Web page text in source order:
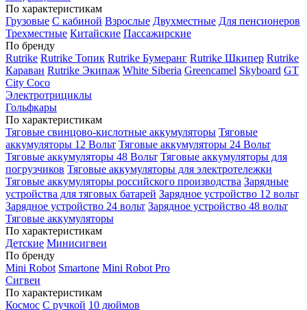
По характеристикам
Грузовые С кабиной Взрослые Двухместные Для пенсионеров
Трехместные Китайские Пассажирские
По бренду
Rutrike Rutrike Топик Rutrike Бумеранг Rutrike Шкипер Rutrike
Караван Rutrike Экипаж White Siberia Greencamel Skyboard GT
City Coco
Электротрициклы
Гольфкары
По характеристикам
Тяговые свинцово-кислотные аккумуляторы Тяговые
аккумуляторы 12 Вольт Тяговые аккумуляторы 24 Вольт
Тяговые аккумуляторы 48 Вольт Тяговые аккумуляторы для
погрузчиков Тяговые аккумуляторы для электротележки
Тяговые аккумуляторы российского производства Зарядные
устройства для тяговых батарей Зарядное устройство 12 вольт
Зарядное устройство 24 вольт Зарядное устройство 48 вольт
Тяговые аккумуляторы
По характеристикам
Детские Минисигвеи
По бренду
Mini Robot Smartone Mini Robot Pro
Сигвеи
По характеристикам
Космос С ручкой 10 дюймов